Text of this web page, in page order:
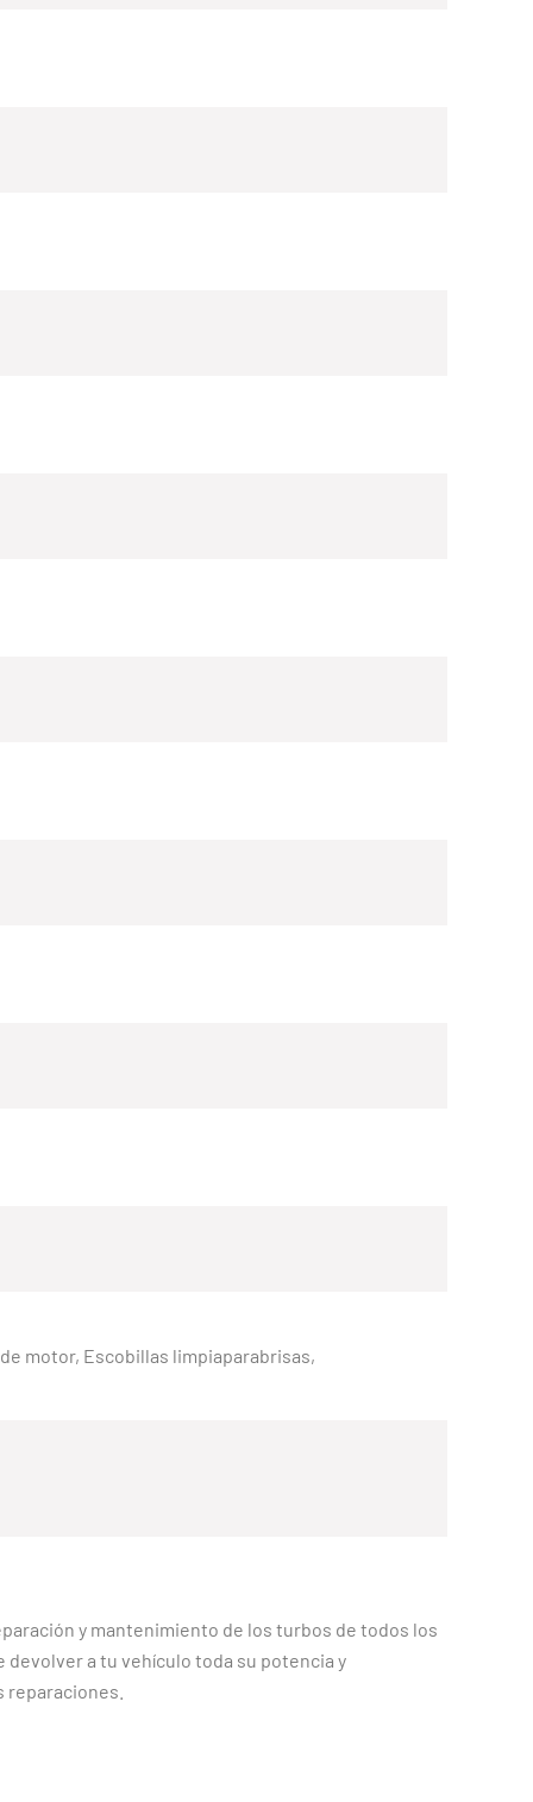
motor, Escobillas limpiaparabrisas,
y mantenimiento de los turbos de todos los
a tu vehículo toda su potencia y